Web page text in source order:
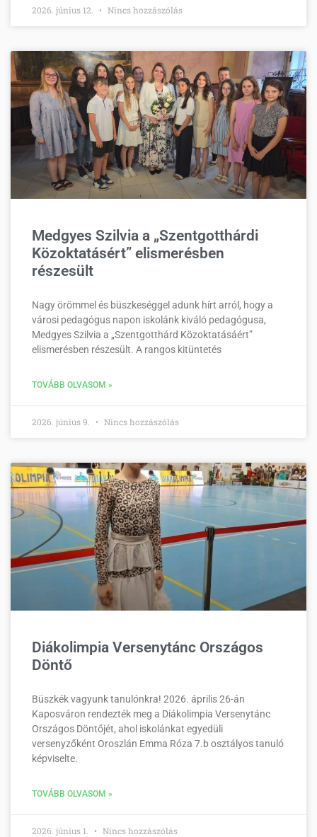
2026. június 12. Nincs hozzászólás
Medgyes Szilvia a „Szentgotthárdi
Közoktatásért” elismerésben
részesült
Nagy örömmel és büszkeséggel adunk hírt arról, hogy a
városi pedagógus napon iskolánk kiváló pedagógusa,
Medgyes Szilvia a „Szentgotthárd Közoktatásáért”
elismerésben részesült. A rangos kitüntetés
TOVÁBB OLVASOM »
2026. június 9. Nincs hozzászólás
Diákolimpia Versenytánc Országos
Döntő
Büszkék vagyunk tanulónkra! 2026. április 26-án
Kaposváron rendezték meg a Diákolimpia Versenytánc
Országos Döntőjét, ahol iskolánkat egyedüli
versenyzőként Oroszlán Emma Róza 7.b osztályos tanuló
képviselte.
TOVÁBB OLVASOM »
2026. június 1. Nincs hozzászólás